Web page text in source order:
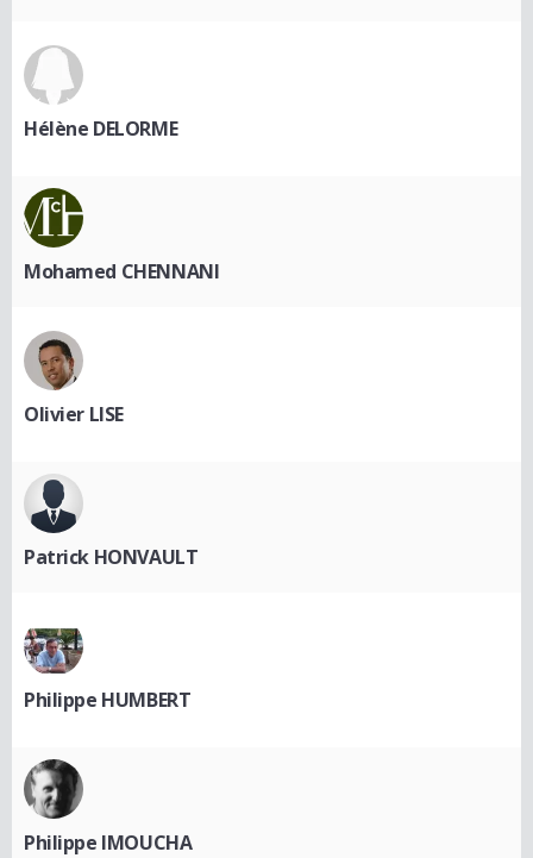
Hélène DELORME
Mohamed CHENNANI
Olivier LISE
Patrick HONVAULT
Philippe HUMBERT
Philippe IMOUCHA